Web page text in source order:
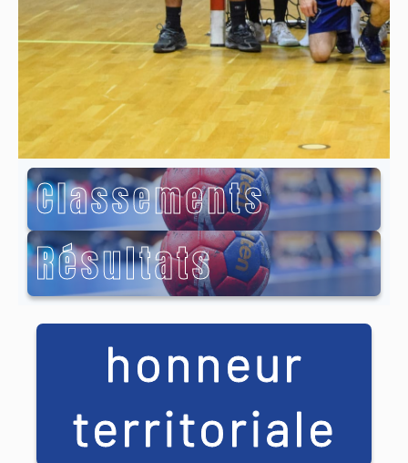
Classements
Résultats
honneur
territoriale